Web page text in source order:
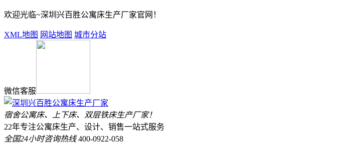
欢迎光临~深圳兴百胜公寓床生产厂家官网！
XML地图 网站地图 城市分站
微信客服
宿舍公寓床、上下床、双层铁床生产厂家！
22年专注公寓床生产、设计、销售一站式服务
全国24小时咨询热线400-0922-058